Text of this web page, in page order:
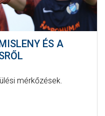
ÉS A
mérkőzések.